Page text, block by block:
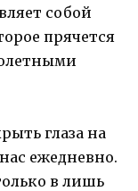
собой
прячется
глаза на
ежедневно.
в лишь